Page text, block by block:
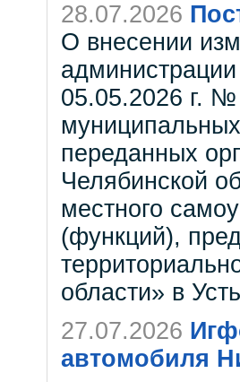
28.07.2026
О внесении
администрации
05.05.2026 г.
муниципальных
переданных
Челябинской
местного
(функций),
области» в
27.07.2026
автомобиля